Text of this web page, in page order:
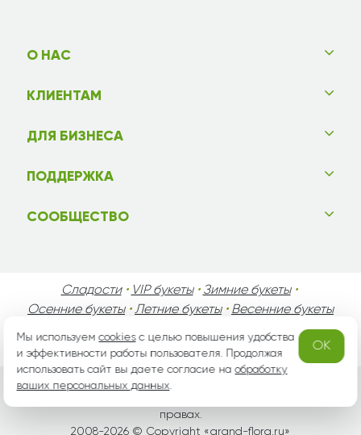
О НАС
КЛИЕНТАМ
ДЛЯ БИЗНЕСА
ПОДДЕРЖКА
СООБЩЕСТВО
Сладости• VIP букеты• Зимние букеты•
Осенние букеты•Летние букеты• Весенние букеты
•
День Мужчин•Праздники!
правах.
2008-2026 © Copyright «grand-flora.ru»
Мы используемcookiesс целью повышения удобства
и эффективности работы пользователя. Продолжая
использовать сайт вы даете согласие наобработку
ваших персональных данных.
OK